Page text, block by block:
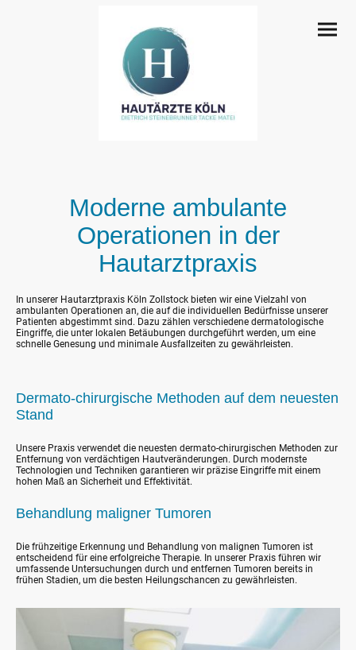
Moderne ambulante
Operationen in der
Hautarztpraxis
In unserer Hautarztpraxis Köln Zollstock bieten wir eine Vielzahl von
ambulanten Operationen an, die auf die individuellen Bedürfnisse unserer
Patienten abgestimmt sind. Dazu zählen verschiedene dermatologische
Eingriffe, die unter lokalen Betäubungen durchgeführt werden, um eine
schnelle Genesung und minimale Ausfallzeiten zu gewährleisten.
Dermato-chirurgische Methoden auf dem neuesten
Stand
Unsere Praxis verwendet die neuesten dermato-chirurgischen Methoden zur
Entfernung von verdächtigen Hautveränderungen. Durch modernste
Technologien und Techniken garantieren wir präzise Eingriffe mit einem
hohen Maß an Sicherheit und Effektivität.
Behandlung maligner Tumoren
Die frühzeitige Erkennung und Behandlung von malignen Tumoren ist
entscheidend für eine erfolgreiche Therapie. In unserer Praxis führen wir
umfassende Untersuchungen durch und entfernen Tumoren bereits in
frühen Stadien, um die besten Heilungschancen zu gewährleisten.